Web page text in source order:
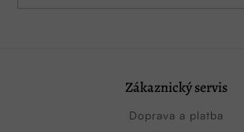
Zákaznický servis
Doprava a platba